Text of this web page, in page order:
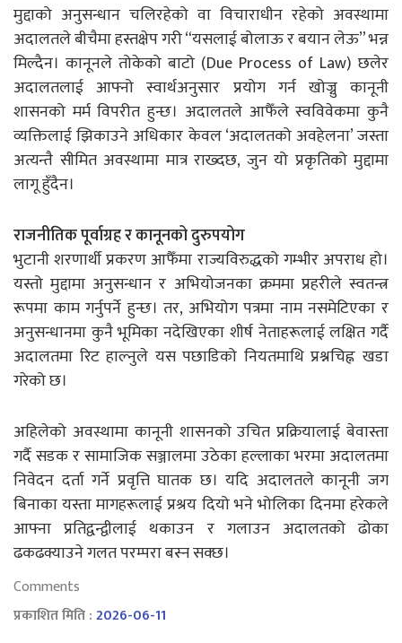
मुद्दाको अनुसन्धान चलिरहेको वा विचाराधीन रहेको अवस्थामा
अदालतले बीचैमा हस्तक्षेप गरी “यसलाई बोलाऊ र बयान लेऊ” भन्न
मिल्दैन। कानूनले तोकेको बाटो (Due Process of Law) छलेर
अदालतलाई आफ्नो स्वार्थअनुसार प्रयोग गर्न खोज्नु कानूनी
शासनको मर्म विपरीत हुन्छ। अदालतले आफैँले स्वविवेकमा कुनै
व्यक्तिलाई झिकाउने अधिकार केवल ‘अदालतको अवहेलना’ जस्ता
अत्यन्तै सीमित अवस्थामा मात्र राख्दछ, जुन यो प्रकृतिको मुद्दामा
लागू हुँदैन।
राजनीतिक पूर्वाग्रह र कानूनको दुरुपयोग
भुटानी शरणार्थी प्रकरण आफैँमा राज्यविरुद्धको गम्भीर अपराध हो।
यस्तो मुद्दामा अनुसन्धान र अभियोजनका क्रममा प्रहरीले स्वतन्त्र
रूपमा काम गर्नुपर्ने हुन्छ। तर, अभियोग पत्रमा नाम नसमेटिएका र
अनुसन्धानमा कुनै भूमिका नदेखिएका शीर्ष नेताहरूलाई लक्षित गर्दै
अदालतमा रिट हाल्नुले यस पछाडिको नियतमाथि प्रश्नचिह्न खडा
गरेको छ।
अहिलेको अवस्थामा कानूनी शासनको उचित प्रक्रियालाई बेवास्ता
गर्दै सडक र सामाजिक सञ्जालमा उठेका हल्लाका भरमा अदालतमा
निवेदन दर्ता गर्ने प्रवृत्ति घातक छ। यदि अदालतले कानूनी जग
बिनाका यस्ता मागहरूलाई प्रश्रय दियो भने भोलिका दिनमा हरेकले
आफ्ना प्रतिद्वन्द्वीलाई थकाउन र गलाउन अदालतको ढोका
ढकढक्याउने गलत परम्परा बस्न सक्छ।
Comments
प्रकाशित मिति :2026-06-11